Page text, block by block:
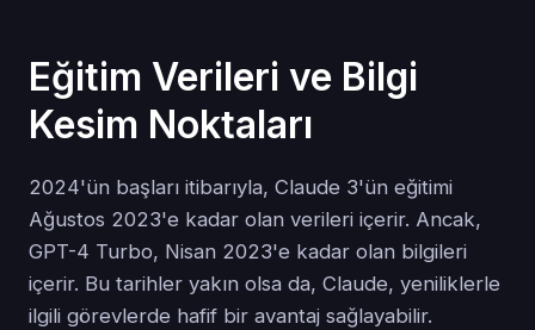
Eğitim Verileri ve Bilgi
Kesim Noktaları
2024'ün başları itibarıyla, Claude 3'ün eğitimi
Ağustos 2023'e kadar olan verileri içerir. Ancak,
GPT-4 Turbo, Nisan 2023'e kadar olan bilgileri
içerir. Bu tarihler yakın olsa da, Claude, yeniliklerle
ilgili görevlerde hafif bir avantaj sağlayabilir.